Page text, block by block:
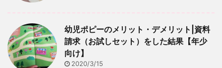
幼児ポピーのメリット・デメリット|資料
請求（お試しセット）をした結果【年少
向け】
2020/3/15